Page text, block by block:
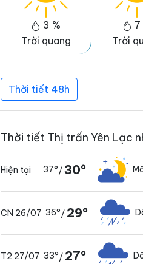
3 %
Trời quang
7
Trời
Thời tiết 48h
Thời tiết Thị trấn Yên Lạc
Hiện tại 37°/30°
CN 26/07 36°/ 29°
T2 27/07 33°/ 27°